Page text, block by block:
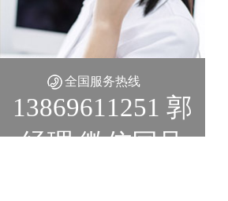
全国服务热线
13869611251 郭
经理 微信同号